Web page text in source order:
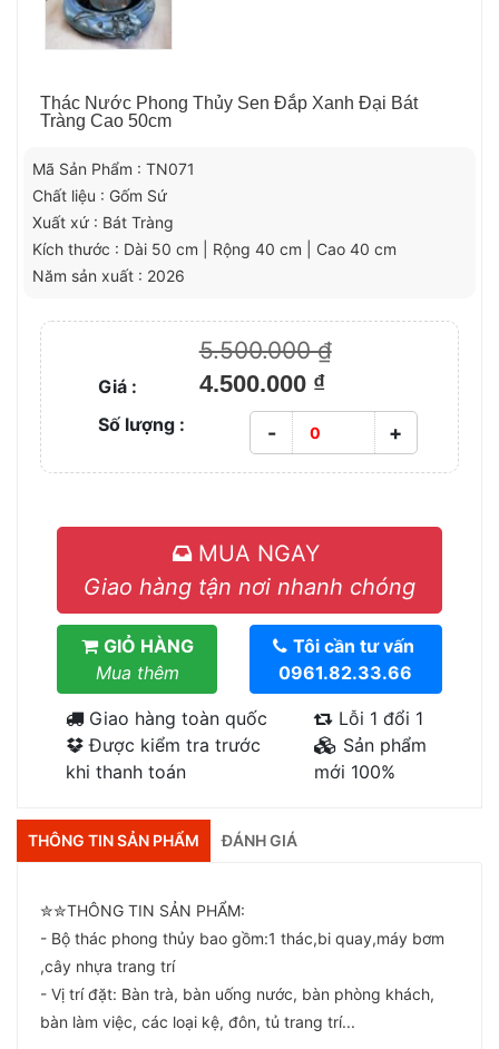
Thác Nước Phong Thủy Sen Đắp Xanh Đại Bát
Tràng Cao 50cm
Mã Sản Phẩm : TN071
Chất liệu : Gốm Sứ
Xuất xứ : Bát Tràng
Kích thước : Dài 50 cm | Rộng 40 cm | Cao 40 cm
Năm sản xuất : 2026
5.500.000 ₫
Giá : 4.500.000 ₫
Số lượng : - +
MUA NGAY
Giao hàng tận nơi nhanh chóng
GIỎ HÀNG
Mua thêm
Tôi cần tư vấn
0961.82.33.66
Giao hàng toàn quốc
Được kiểm tra trước
khi thanh toán
Lỗi 1 đổi 1
Sản phẩm
mới 100%
THÔNG TIN SẢN PHẨM ĐÁNH GIÁ
✮✮THÔNG TIN SẢN PHẨM:
- Bộ thác phong thủy bao gồm:1 thác,bi quay,máy bơm
,cây nhựa trang trí
- Vị trí đặt: Bàn trà, bàn uống nước, bàn phòng khách,
bàn làm việc, các loại kệ, đôn, tủ trang trí...